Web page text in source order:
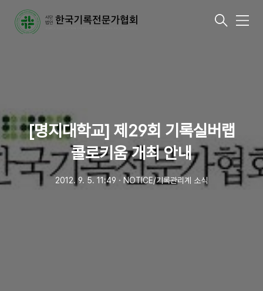
메
[명지대학교] 제29회 기록실버랩
콜로키움 개최 안내
2012. 9. 5. 11:49 ㆍ NOTICE/기록관리계 소식